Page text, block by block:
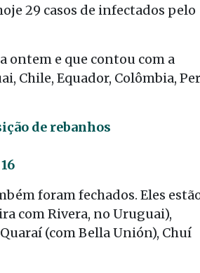
29 casos de infectados pelo
ontem e que contou com a
Chile, Equador, Colômbia,
de rebanhos
foram fechados. Eles
com Rivera, no Uruguai),
(com Bella Unión), Chuí